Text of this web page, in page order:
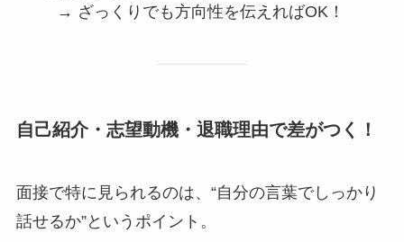
→ ざっくりでも方向性を伝えればOK！
自己紹介・志望動機・退職理由で差がつく！
面接で特に見られるのは、“自分の言葉でしっかり
話せるか”というポイント。